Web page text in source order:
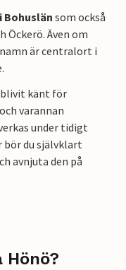
Bohuslänsom också
Öckerö. Även om
är centralort i
blivit känt för
varannan
under tidigt
bör du självklart
avnjuta den på
Hönö?